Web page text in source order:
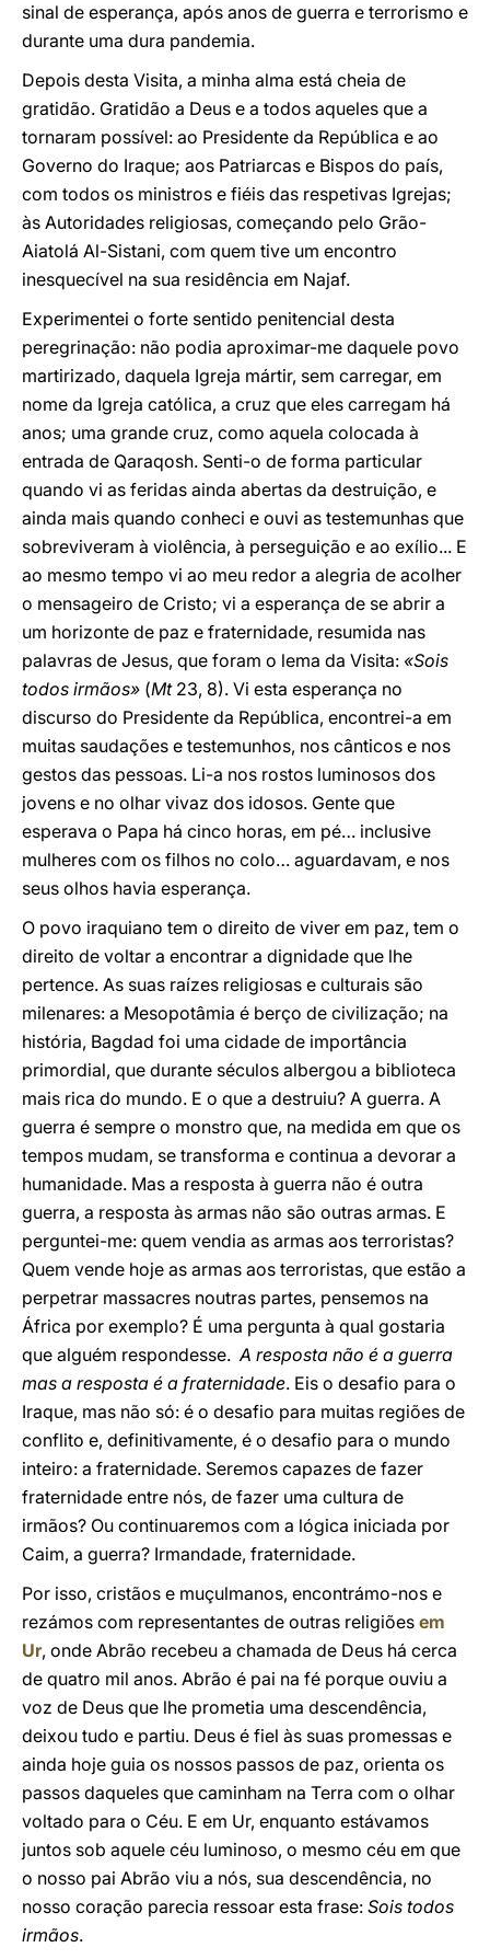
sinal de esperança, após anos de guerra e terrorismo e
durante uma dura pandemia.
Depois desta Visita, a minha alma está cheia de
gratidão. Gratidão a Deus e a todos aqueles que a
tornaram possível: ao Presidente da República e ao
Governo do Iraque; aos Patriarcas e Bispos do país,
com todos os ministros e fiéis das respetivas Igrejas;
às Autoridades religiosas, começando pelo Grão-
Aiatolá Al-Sistani, com quem tive um encontro
inesquecível na sua residência em Najaf.
Experimentei o forte sentido penitencial desta
peregrinação: não podia aproximar-me daquele povo
martirizado, daquela Igreja mártir, sem carregar, em
nome da Igreja católica, a cruz que eles carregam há
anos; uma grande cruz, como aquela colocada à
entrada de Qaraqosh. Senti-o de forma particular
quando vi as feridas ainda abertas da destruição, e
ainda mais quando conheci e ouvi as testemunhas que
sobreviveram à violência, à perseguição e ao exílio... E
ao mesmo tempo vi ao meu redor a alegria de acolher
o mensageiro de Cristo; vi a esperança de se abrir a
um horizonte de paz e fraternidade, resumida nas
palavras de Jesus, que foram o lema da Visita: «Sois
todos irmãos» (Mt 23, 8). Vi esta esperança no
discurso do Presidente da República, encontrei-a em
muitas saudações e testemunhos, nos cânticos e nos
gestos das pessoas. Li-a nos rostos luminosos dos
jovens e no olhar vivaz dos idosos. Gente que
esperava o Papa há cinco horas, em pé… inclusive
mulheres com os filhos no colo… aguardavam, e nos
seus olhos havia esperança.
O povo iraquiano tem o direito de viver em paz, tem o
direito de voltar a encontrar a dignidade que lhe
pertence. As suas raízes religiosas e culturais são
milenares: a Mesopotâmia é berço de civilização; na
história, Bagdad foi uma cidade de importância
primordial, que durante séculos albergou a biblioteca
mais rica do mundo. E o que a destruiu? A guerra. A
guerra é sempre o monstro que, na medida em que os
tempos mudam, se transforma e continua a devorar a
humanidade. Mas a resposta à guerra não é outra
guerra, a resposta às armas não são outras armas. E
perguntei-me: quem vendia as armas aos terroristas?
Quem vende hoje as armas aos terroristas, que estão a
perpetrar massacres noutras partes, pensemos na
África por exemplo? É uma pergunta à qual gostaria
que alguém respondesse.A resposta não é a guerra
mas a resposta é a fraternidade. Eis o desafio para o
Iraque, mas não só: é o desafio para muitas regiões de
conflito e, definitivamente, é o desafio para o mundo
inteiro: a fraternidade. Seremos capazes de fazer
fraternidade entre nós, de fazer uma cultura de
irmãos? Ou continuaremos com a lógica iniciada por
Caim, a guerra? Irmandade, fraternidade.
Por isso, cristãos e muçulmanos, encontrámo-nos e
rezámos com representantes de outras religiões em
Ur, onde Abrão recebeu a chamada de Deus há cerca
de quatro mil anos. Abrão é pai na fé porque ouviu a
voz de Deus que lhe prometia uma descendência,
deixou tudo e partiu. Deus é fiel às suas promessas e
ainda hoje guia os nossos passos de paz, orienta os
passos daqueles que caminham na Terra com o olhar
voltado para o Céu. E em Ur, enquanto estávamos
juntos sob aquele céu luminoso, o mesmo céu em que
o nosso pai Abrão viu a nós, sua descendência, no
nosso coração parecia ressoar esta frase: Sois todos
irmãos.